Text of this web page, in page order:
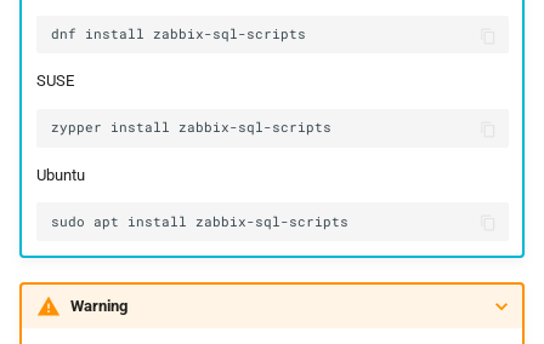
dnf install
SUSE
zypper install
Ubuntu
sudo apt install
Warning